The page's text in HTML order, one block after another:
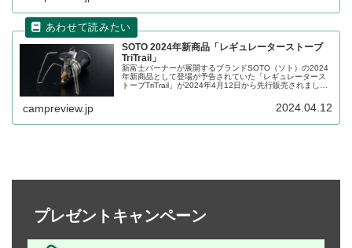
SOTO 2024年新商品「レギュレーターストーブ
TriTrail」
新富士バーナーが展開するブランドSOTO（ソト）の2024
年新商品として登場が予告されていた「レギュレータース
トーブTriTrail」が2024年4月12日から先行販売されまし
グルストーブです。詳細をレビューします。
campreview.jp 2024.04.12
プレゼントキャンペーン